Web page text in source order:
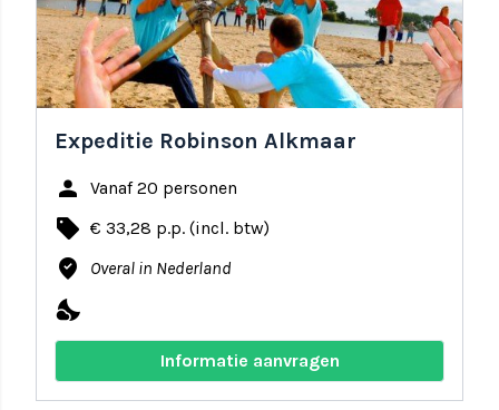
Expeditie Robinson Alkmaar
person Vanaf 20 personen
local_offer € 33,28 p.p. (incl. btw)
where_to_vote Overal in Nederland
nights_stay
Informatie aanvragen